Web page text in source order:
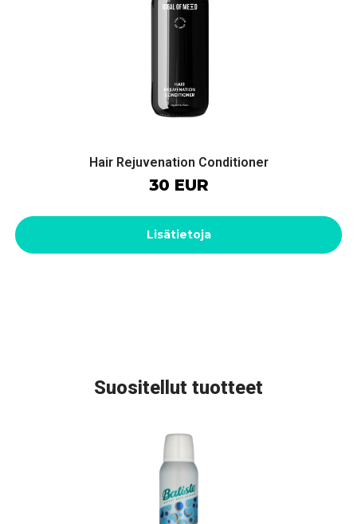
Hair Rejuvenation Conditioner
30 EUR
Lisätietoja
Suositellut tuotteet